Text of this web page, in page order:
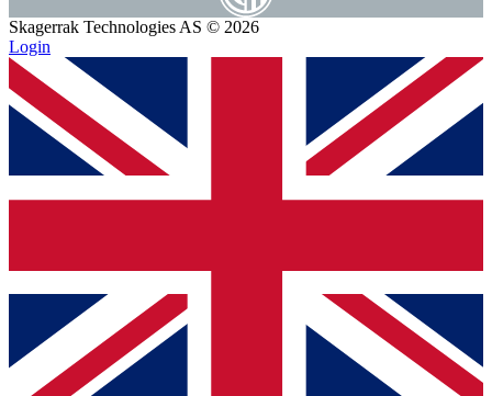
Skagerrak Technologies AS © 2026
Login